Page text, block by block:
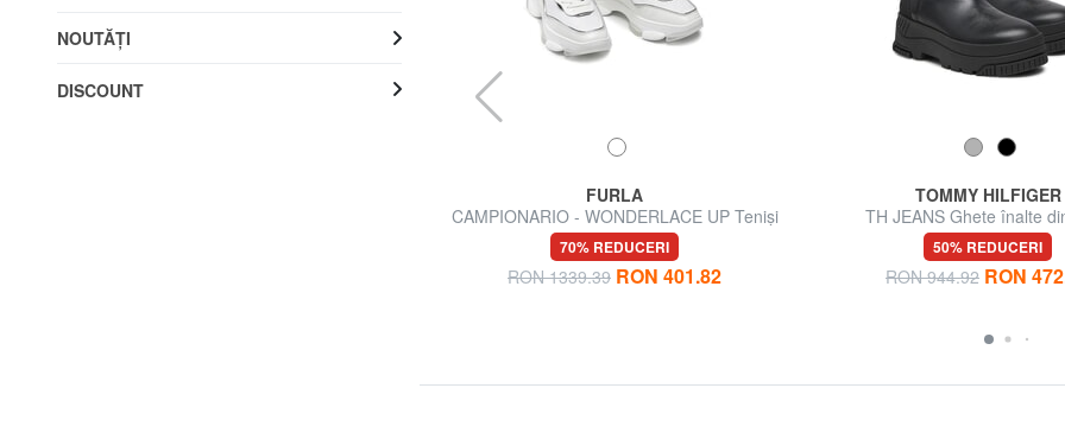
FURLA
CAMPIONARIO - WONDERLACE UP Teniși
pentru femei
70% REDUCERI
RON 1339.39 RON 401.82
TOMMY HILFIGER
TH JEANS Ghete înalte
50% REDUCERI
RON 944.92 RON
NOUTĂŢI
DISCOUNT